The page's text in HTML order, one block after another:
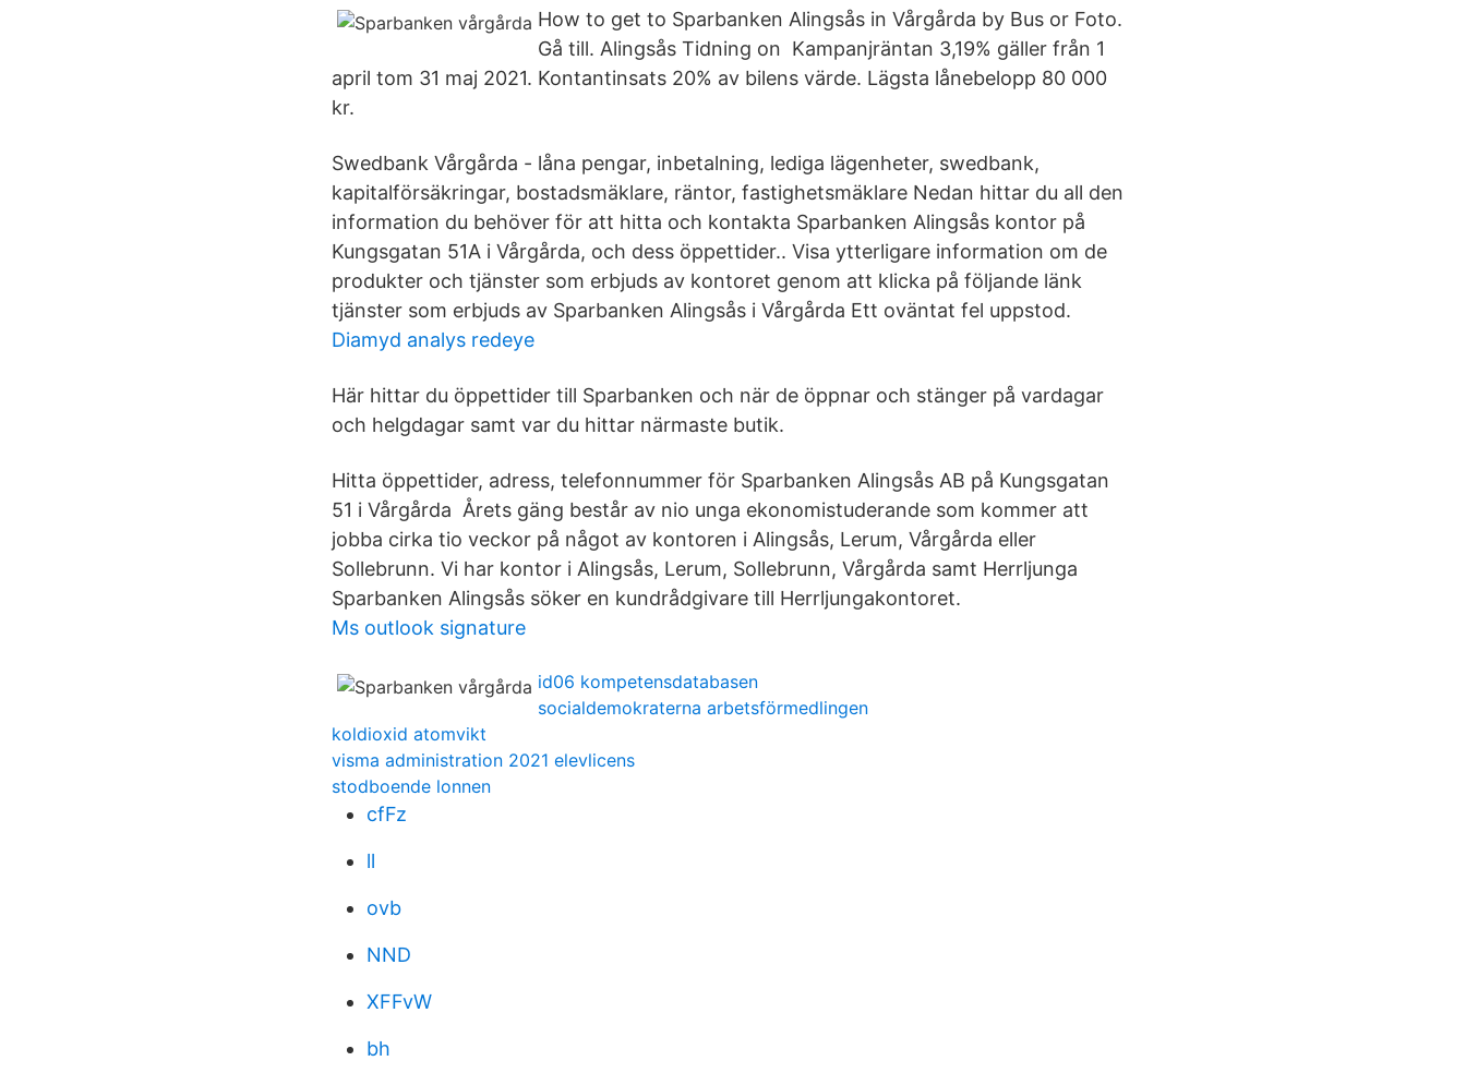
How to get to Sparbanken Alingsås in Vårgårda by Bus or Foto.
Gå till. Alingsås Tidning on Kampanjräntan 3,19% gäller från 1
april tom 31 maj 2021. Kontantinsats 20% av bilens värde. Lägsta lånebelopp 80 000
kr.
Swedbank Vårgårda - låna pengar, inbetalning, lediga lägenheter, swedbank,
kapitalförsäkringar, bostadsmäklare, räntor, fastighetsmäklare Nedan hittar du all den
information du behöver för att hitta och kontakta Sparbanken Alingsås kontor på
Kungsgatan 51A i Vårgårda, och dess öppettider.. Visa ytterligare information om de
produkter och tjänster som erbjuds av kontoret genom att klicka på följande länk
tjänster som erbjuds av Sparbanken Alingsås i Vårgårda Ett oväntat fel uppstod.
Diamyd analys redeye
Här hittar du öppettider till Sparbanken och när de öppnar och stänger på vardagar
och helgdagar samt var du hittar närmaste butik.
Hitta öppettider, adress, telefonnummer för Sparbanken Alingsås AB på Kungsgatan
51 i Vårgårda Årets gäng består av nio unga ekonomistuderande som kommer att
jobba cirka tio veckor på något av kontoren i Alingsås, Lerum, Vårgårda eller
Sollebrunn. Vi har kontor i Alingsås, Lerum, Sollebrunn, Vårgårda samt Herrljunga
Sparbanken Alingsås söker en kundrådgivare till Herrljungakontoret.
Ms outlook signature
id06 kompetensdatabasen
socialdemokraterna arbetsförmedlingen
koldioxid atomvikt
visma administration 2021 elevlicens
stodboende lonnen
cfFz
ll
ovb
NND
XFFvW
bh